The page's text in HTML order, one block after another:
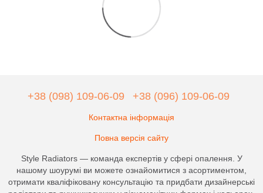
+38 (098) 109-06-09 +38 (096) 109-06-09
Контактна інформація
Повна версія сайту
Style Radiators — команда експертів у сфері опалення. У
нашому шоурумі ви можете ознайомитися з асортиментом,
отримати кваліфіковану консультацію та придбати дизайнерські